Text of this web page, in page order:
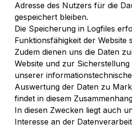
Adresse des Nutzers für die
gespeichert bleiben.
Die Speicherung in Logfiles
Funktionsfähigkeit der Website
Zudem dienen uns die Daten
Website und zur
unserer
Auswertung der Daten zu
findet in diesem
In diesen Zwecken liegt auch
Interesse an der